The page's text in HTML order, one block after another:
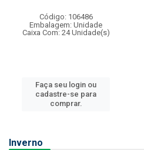
Código: 106486
Embalagem: Unidade
Caixa Com: 24 Unidade(s)
Faça seu login ou
cadastre-se para
comprar.
Inverno